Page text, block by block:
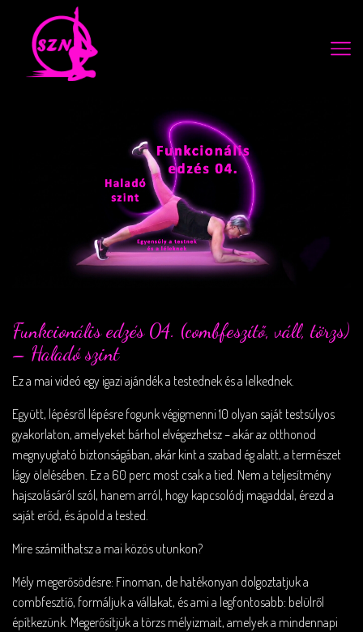
Funkcionális edzés 04. (combfeszítő, váll, törzs)
– Haladó szint
Ez a mai videó egy igazi ajándék a testednek és a lelkednek.
Együtt, lépésről lépésre fogunk végigmenni 10 olyan saját testsúlyos
gyakorlaton, amelyeket bárhol elvégezhetsz – akár az otthonod
megnyugtató biztonságában, akár kint a szabad ég alatt, a természet
lágy ölelésében. Ez a 60 perc most csak a tied. Nem a teljesítmény
hajszolásáról szól, hanem arról, hogy kapcsolódj magaddal, érezd a
saját erőd, és ápold a tested.
Mire számíthatsz a mai közös utunkon?
Mély megerősödésre: Finoman, de hatékonyan dolgoztatjuk a
combfesztíő, formáljuk a vállakat, és ami a legfontosabb: belülről
építkezünk. Megerősítjük a törzs mélyizmait, amelyek a mindennapi